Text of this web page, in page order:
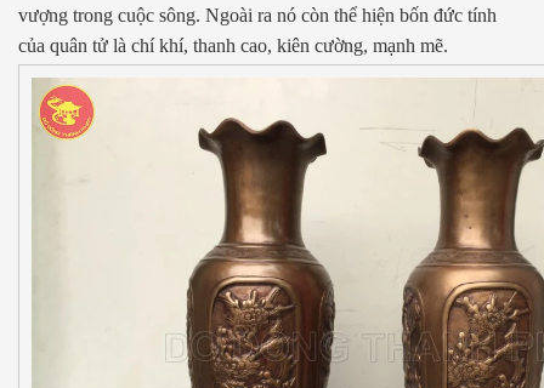
vượng trong cuộc sông. Ngoài ra nó còn thể hiện bốn đức tính
của quân tử là chí khí, thanh cao, kiên cường, mạnh mẽ.